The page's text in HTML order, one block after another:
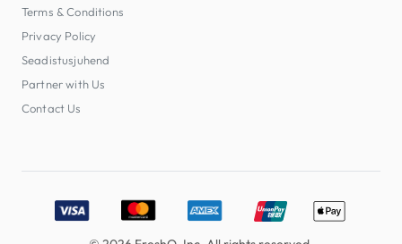
Terms & Conditions
Privacy Policy
Seadistusjuhend
Partner with Us
Contact Us
Accepted payment methods: Visa, MasterCard, American